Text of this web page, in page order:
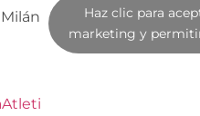
Haz clic para
marketing y